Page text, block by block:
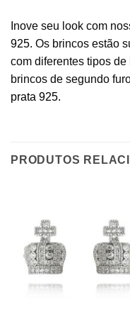
Inove seu look com
925. Os brincos estão
com diferentes tipos
brincos de segundo
prata 925.
PRODUTOS